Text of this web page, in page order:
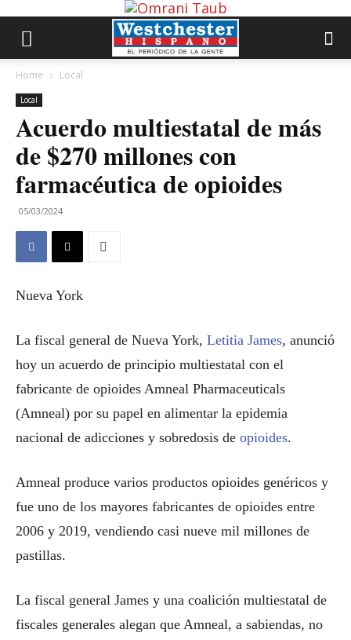
Home Local
Local
Acuerdo multiestatal de más
de $270 millones con
farmacéutica de opioides
05/03/2024
Nueva York
La fiscal general de Nueva York, Letitia James, anunció
hoy un acuerdo de principio multiestatal con el
fabricante de opioides Amneal Pharmaceuticals
(Amneal) por su papel en alimentar la epidemia
nacional de adicciones y sobredosis de opioides.
Amneal produce varios productos opioides genéricos y
fue uno de los mayores fabricantes de opioides entre
2006 y 2019, vendiendo casi nueve mil millones de
pastillas.
La fiscal general James y una coalición multiestatal de
fiscales generales alegan que Amneal, a sabiendas, no